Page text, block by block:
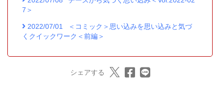
7＞
2022/07/01
＜コミック＞思い込みを思い込みと気づ
くクイックワーク＜前編＞
シェアする